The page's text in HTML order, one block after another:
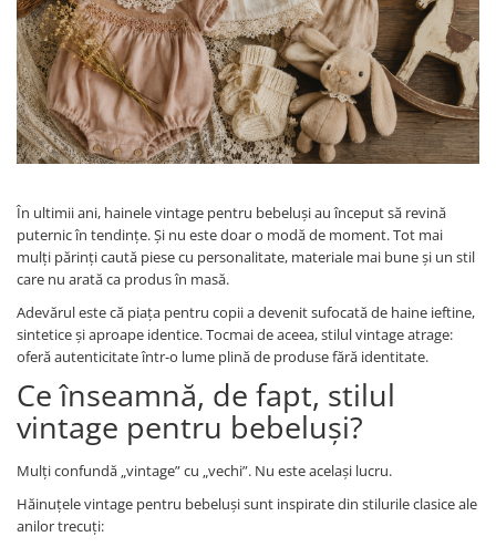
Bluze, pieptarase, mentite
Veste bebe
Rochite bebeluse
Ciorapi
Bluze si pulovere
Babetele
Hainute bumbac organic
Bluze, pieptarase, mentite
Veste bebe
Ciorapi
Pantaloni de exterior
Babetele
Hainute bumbac organic
Cos depozitare jucarii
Articole mamici
Jocuri educative si de societate
Jucarii tip Montessori
Masinute electrice
Mingii
Jucarii de nisip
Table de scris
Trotinete si biciclete
Carucioare papusi
Adidasi
Incaltaminte de panza
În ultimii ani, hainele vintage pentru bebeluși au început să revină
puternic în tendințe. Și nu este doar o modă de moment. Tot mai
mulți părinți caută piese cu personalitate, materiale mai bune și un stil
care nu arată ca produs în masă.
Adevărul este că piața pentru copii a devenit sufocată de haine ieftine,
sintetice și aproape identice. Tocmai de aceea, stilul vintage atrage:
oferă autenticitate într-o lume plină de produse fără identitate.
Ce înseamnă, de fapt, stilul
vintage pentru bebeluși?
Mulți confundă „vintage” cu „vechi”. Nu este același lucru.
Hăinuțele vintage pentru bebeluși sunt inspirate din stilurile clasice ale
anilor trecuți: